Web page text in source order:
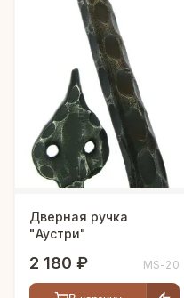
Дверная ручка
"Аустри"
2 180 ₽ MS-20